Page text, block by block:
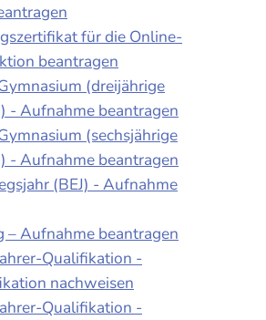
für die Online-
beantragen
(dreijährige
- Aufnahme beantragen
(sechsjährige
- Aufnahme beantragen
(BEJ) - Aufnahme
– Aufnahme beantragen
Qualifikation -
nachweisen
Qualifikation -